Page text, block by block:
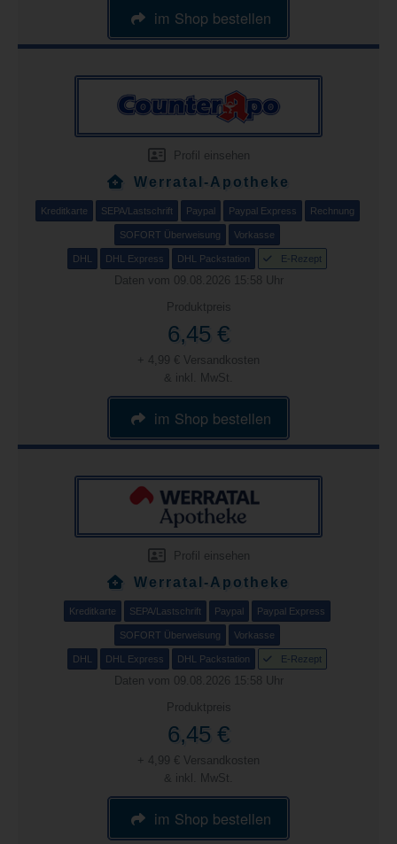
im Shop bestellen
Profil einsehen
Werratal-Apotheke
Kreditkarte SEPA/Lastschrift Paypal Paypal Express Rechnung
SOFORT Überweisung Vorkasse
DHL DHL Express DHL Packstation E-Rezept
Daten vom 09.08.2026 15:58 Uhr
Produktpreis
6,45 €
+ 4,99 € Versandkosten
& inkl. MwSt.
im Shop bestellen
Profil einsehen
Werratal-Apotheke
Kreditkarte SEPA/Lastschrift Paypal Paypal Express
SOFORT Überweisung Vorkasse
DHL DHL Express DHL Packstation E-Rezept
Daten vom 09.08.2026 15:58 Uhr
Produktpreis
6,45 €
+ 4,99 € Versandkosten
& inkl. MwSt.
im Shop bestellen